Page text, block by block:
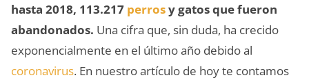
hasta 2018, 113.217 perrosy gatos que fueron
abandonados. Una cifra que, sin duda, ha crecido
exponencialmente en el último año debido al
coronavirus. En nuestro artículo de hoy te contamos